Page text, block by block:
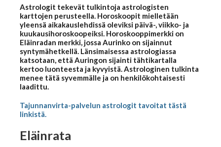
Rakkaushoroskooppi
Parisuhdehoroskooppi
Kiinalainen horoskooppi
Horoskooppiartikkelit
Astrologit tekevät tulkintoja astrologisten
karttojen perusteella. Horoskoopit mielletään
yleensä aikakauslehdissä oleviksi päivä-, viikko- ja
kuukausihoroskoopeiksi. Horoskooppimerkki on
Eläinradan merkki, jossa Aurinko on sijainnut
syntymähetkellä. Länsimaisessa astrologiassa
katsotaan, että Auringon sijainti tähtikartalla
kertoo luonteesta ja kyvyistä. Astrologinen tulkinta
menee tätä syvemmälle ja on henkilökohtaisesti
laadittu.
Tajunnanvirta-palvelun astrologit tavoitat tästä
linkistä.
Eläinrata